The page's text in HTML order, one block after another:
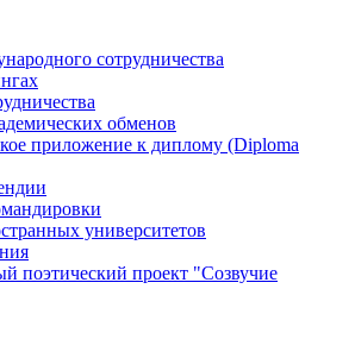
сотрудничества
обменов
приложение к диплому (Diploma
университетов
поэтический проект "Созвучие